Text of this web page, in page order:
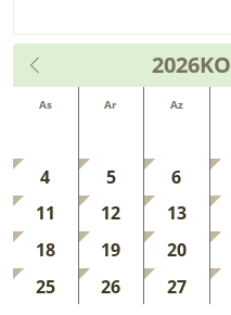
2026KO
As Ar Az
4
5 6
11
12 13
18
19 20
25
26 27